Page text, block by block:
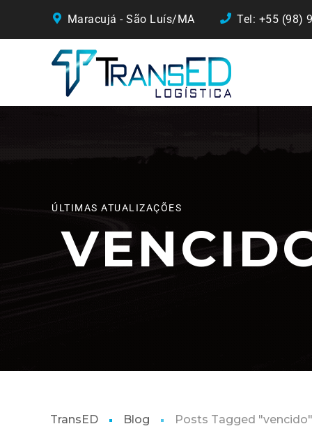
Maracujá - São Luís/MA Tel: +55 (98)
ÚLTIMAS ATUALIZAÇÕES
TransED Blog Posts Tagged "vencido"